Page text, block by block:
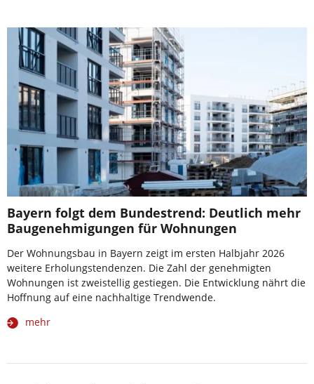
Bayern folgt dem Bundestrend: Deutlich mehr
Baugenehmigungen für Wohnungen
Der Wohnungsbau in Bayern zeigt im ersten Halbjahr 2026
weitere Erholungstendenzen. Die Zahl der genehmigten
Wohnungen ist zweistellig gestiegen. Die Entwicklung nährt die
Hoffnung auf eine nachhaltige Trendwende.
mehr